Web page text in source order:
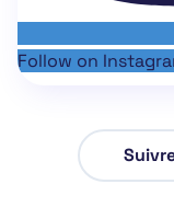
Follow on